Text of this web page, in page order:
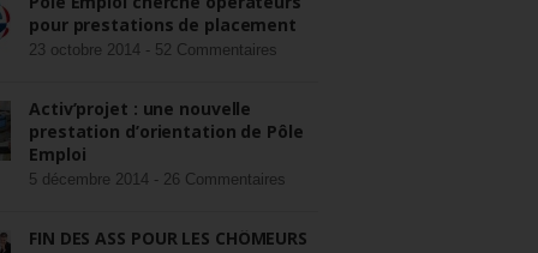
pour prestations de placement
23 octobre 2014 - 52 Commentaires
Activ’projet : une nouvelle
prestation d’orientation de Pôle
Emploi
5 décembre 2014 - 26 Commentaires
FIN DES ASS POUR LES CHÔMEURS